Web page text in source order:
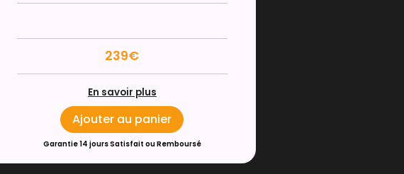
239€
En savoir plus
Ajouter au panier
Garantie 14 jours Satisfait ou Remboursé